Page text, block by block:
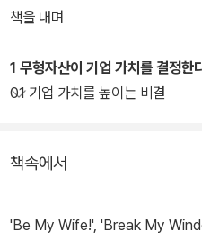
움과 동시에 우리 기업과 조직의
어야 한다고 주장한다.
책을 내며
1 무형자산이 기업 가치를 결정한
01 기업 가치를 높이는 비결
책속에서
'Be My Wife!', 'Break My